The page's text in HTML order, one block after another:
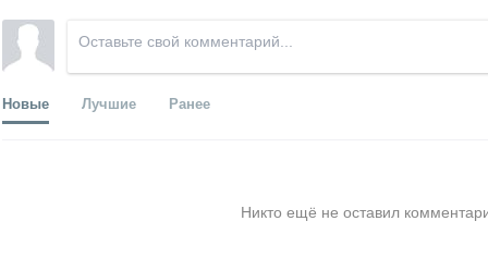
Новые Лучшие Ранее
Никто ещё не оставил